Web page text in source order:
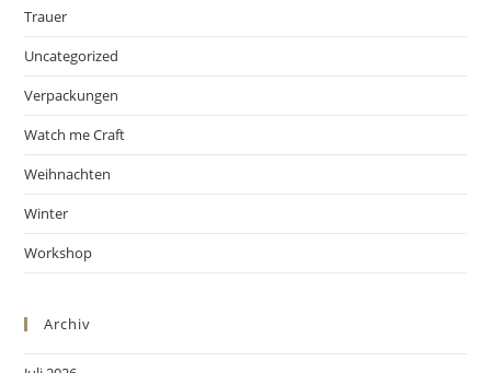
Trauer
Uncategorized
Verpackungen
Watch me Craft
Weihnachten
Winter
Workshop
Archiv